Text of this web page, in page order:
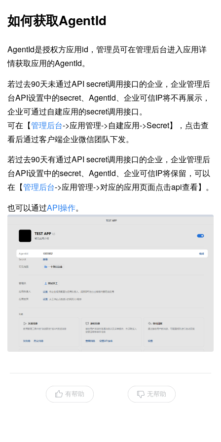
如何获取AgentId
AgentId是授权方应用id，管理员可在管理后台进入应用详
情获取应用的AgentId。
若过去90天未通过API secret调用接口的企业，企业管理后
台API设置中的secret、Agentld、企业可信IP将不再展示，
企业可通过自建应用的secret调用接口。
可在【管理后台->应用管理->自建应用->Secret】，点击查
看后通过客户端企业微信团队下发。
若过去90天有通过API secret调用接口的企业，企业管理后
台API设置中的secret、Agentld、企业可信IP将保留，可以
在【管理后台->应用管理->对应的应用页面点击api查看】。
也可以通过API操作。
有帮助 无帮助